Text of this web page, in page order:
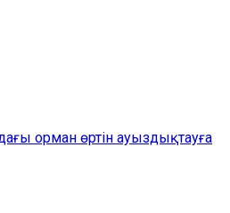
орман өртін ауыздықтауға